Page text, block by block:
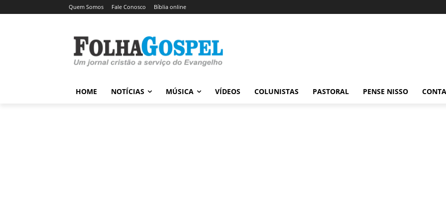
Quem Somos Fale Conosco Bíblia online
HOME NOTÍCIAS MÚSICA VÍDEOS COLUNISTAS PASTORAL PENSE NISSO